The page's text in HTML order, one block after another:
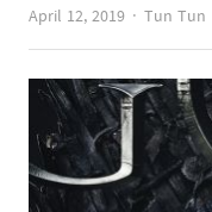
April 12, 2019
Author
Tun Tun